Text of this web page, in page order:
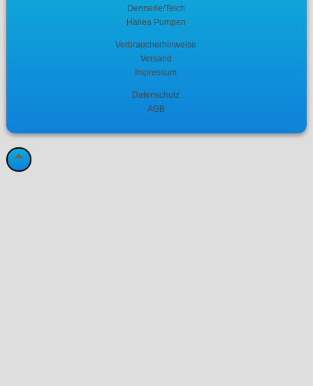
Dennerle/Teich
Hailea Pumpen
Verbraucherhinweise
Versand
Impressum
Datenschutz
AGB